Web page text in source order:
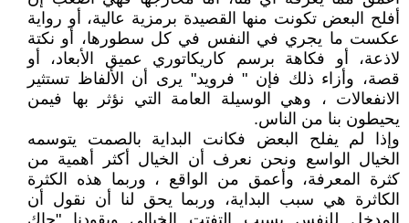
أفلح البعض تكونت منها القصيدة برمزية عالية، أو رواية
عكست ما يجري في النفس في كل سطورها، أو نكتة
لاذعة، أو فكاهة برسم كاريكاتوري عميق الأبعاد، أو
قصة، وأزاء ذلك فإن " فرويد" يرى أن الألفاظ تستثير
الانفعالات ، وهي الوسيلة العامة التي نؤثر بها فيمن
يحيطون بنا من الناس.
وإذا لم يفلح البعض فكانت البداية بالصمت يتوسمه
الخيال الواسع ونحن نعرف أن الخيال أكثر أهمية من
كثرة المعرفة، وأعمق من الواقع ، وربما هذه الكثرة
الكاثرة هي سبب البداية، وربما يحق لنا أن نقول أن